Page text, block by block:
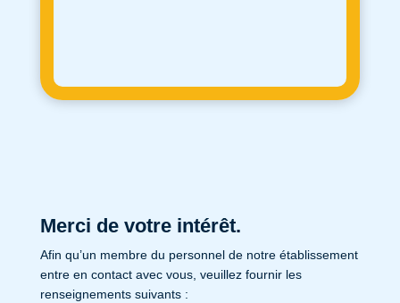
Merci de votre intérêt.
Afin qu’un membre du personnel de notre établissement
entre en contact avec vous, veuillez fournir les
renseignements suivants :